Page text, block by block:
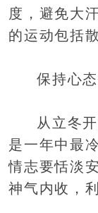
度，避免大
的运动包括
保持心
从立冬
是一年中最
情志要恬淡
神气内收，